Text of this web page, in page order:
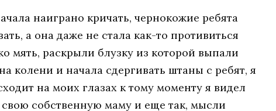
наиграно кричать, чернокожие ребята
а она даже не стала как-то противиться
мять, раскрыли блузку из которой выпали
колени и начала сдергивать штаны с ребят, я
на моих глазах к тому моменту я видел
собственную маму и еще так, мысли